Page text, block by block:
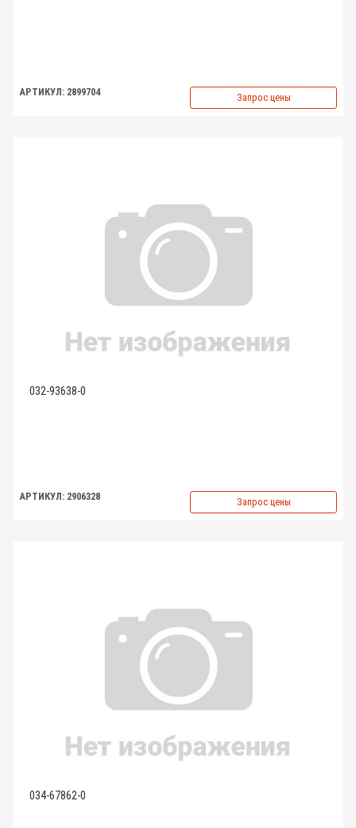
АРТИКУЛ: 2899704 Запрос цены
032-93638-0
АРТИКУЛ: 2906328 Запрос цены
034-67862-0